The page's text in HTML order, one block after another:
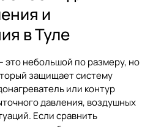
и
в Туле
это небольшой по размеру, но
защищает систему
или контур
давления, воздушных
Если сравнить